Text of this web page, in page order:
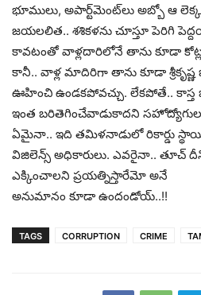
భూములు, అపార్ట్‌మెంట్‌లు అబ్బో ఆ
జ‌య‌ల‌లిత‌.. శ‌శిక‌ళ‌ను చూస్తూ పెరిగి
కావ‌టంతో వాళ్ల‌దారిలోనే తాను కూడా కోట్ల‌కు
కానీ.. వాళ్ల మాదిరిగా తాను కూడా శ్రీకృష్ణ
ఊహించి ఉండ‌క‌పోవ‌చ్చు. లేక‌పోతే..
ఇంత బ‌రితెగించేవాడుకాద‌ని స‌హోద్యోగులు
ఏమైనా.. ఇది త‌మిళ‌నాడులో రికార్డు
విజిలెన్స్ అధికారులు. ఎవ‌రైనా.. తూచ్
ఎక్కించాల‌ని ప్ర‌య‌త్నిస్తారేమో అనే
అనుమానం కూడా ఉందండోయ్‌..!!
TAGS CORRUPTION CRIME